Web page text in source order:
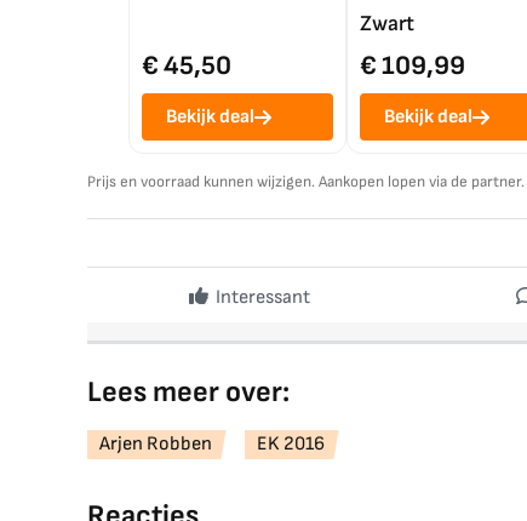
€ 45,50
Bekijk deal
Zwart
€ 109,99
Bekijk deal
Prijs en voorraad kunnen wijzigen. Aankopen lopen via de partner.
Interessant
Lees meer over:
Arjen Robben EK 2016